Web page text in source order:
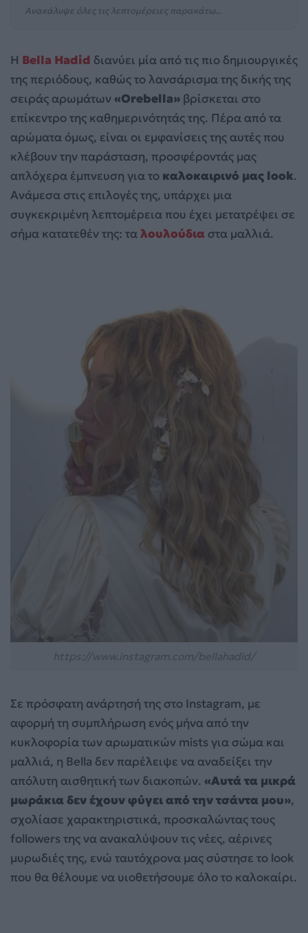
Ανακάλυψε όλες τις λεπτομέρειες παρακάτω...
Η Bella Hadid διανύει μία από τις πιο δημιουργικές
της περιόδους, καθώς το λανσάρισμα της δικής της
σειράς αρωμάτων«Orebella» βρίσκεται στο
επίκεντρο της καθημερινότητάς της. Πέρα από τα
αρώματα όμως, είναι οι εμφανίσεις της αυτές που
κλέβουν την παράσταση, προσφέροντάς μας
απλόχερα έμπνευση για το καλοκαιρινό μας look.
Ανάμεσα στις επιλογές της, υπάρχει μια
συγκεκριμένη λεπτομέρεια που έχει μετατρέψει σε
σήμα κατατεθέν της: ταλουλούδια στα μαλλιά.
Σε πρόσφατη ανάρτησή της στο Instagram, με
αφορμή τη συμπλήρωση ενός μήνα από την
κυκλοφορία των αρωματικών mists για σώμα και
μαλλιά, η Bella δεν παρέλειψε να αναδείξει την
απόλυτη αισθητική των διακοπών. «Αυτά τα μικρά
μωράκια δεν έχουν φύγει από την τσάντα μου»,
σχολίασε χαρακτηριστικά, προσκαλώντας τους
followers της να ανακαλύψουν τις νέες, αέρινες
μυρωδιές της, ενώ ταυτόχρονα μας σύστησε το look
που θα θέλουμε να υιοθετήσουμε όλο το καλοκαίρι.